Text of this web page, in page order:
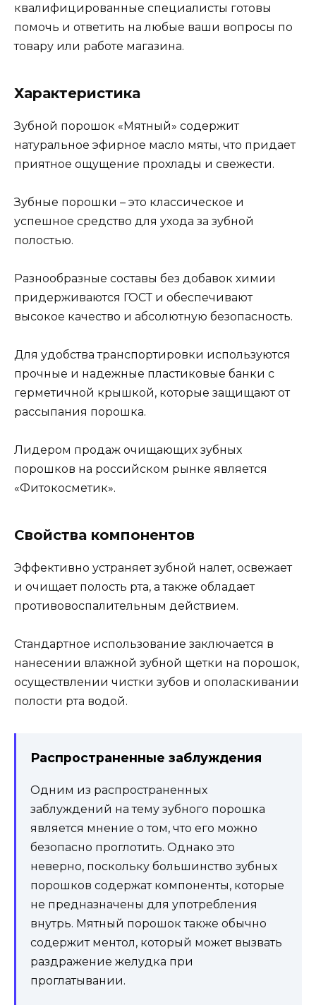
квалифицированные специалисты готовы
помочь и ответить на любые ваши вопросы по
товару или работе магазина.
Характеристика
Зубной порошок «Мятный» содержит
натуральное эфирное масло мяты, что придает
приятное ощущение прохлады и свежести.
Зубные порошки – это классическое и
успешное средство для ухода за зубной
полостью.
Разнообразные составы без добавок химии
придерживаются ГОСТ и обеспечивают
высокое качество и абсолютную безопасность.
Для удобства транспортировки используются
прочные и надежные пластиковые банки с
герметичной крышкой, которые защищают от
рассыпания порошка.
Лидером продаж очищающих зубных
порошков на российском рынке является
«Фитокосметик».
Свойства компонентов
Эффективно устраняет зубной налет, освежает
и очищает полость рта, а также обладает
противовоспалительным действием.
Стандартное использование заключается в
нанесении влажной зубной щетки на порошок,
осуществлении чистки зубов и ополаскивании
полости рта водой.
Распространенные заблуждения
Одним из распространенных
заблуждений на тему зубного порошка
является мнение о том, что его можно
безопасно проглотить. Однако это
неверно, поскольку большинство зубных
порошков содержат компоненты, которые
не предназначены для употребления
внутрь. Мятный порошок также обычно
содержит ментол, который может вызвать
раздражение желудка при
проглатывании.